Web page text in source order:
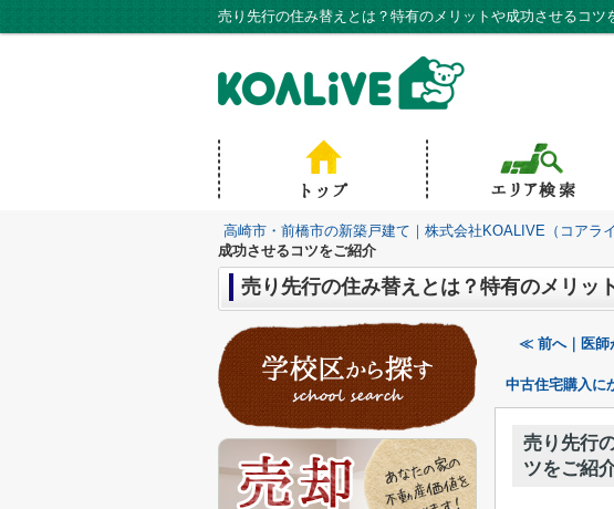
売り先行の住み替えとは？特有のメリットや成功させるコ
高崎市・前橋市の新築戸建て｜株式会社KOALIVE（コアライ
成功させるコツをご紹介
売り先行の住み替えとは？特有のメリッ
≪ 前へ｜医師
中古住宅購入に
売り先行
ツをご紹